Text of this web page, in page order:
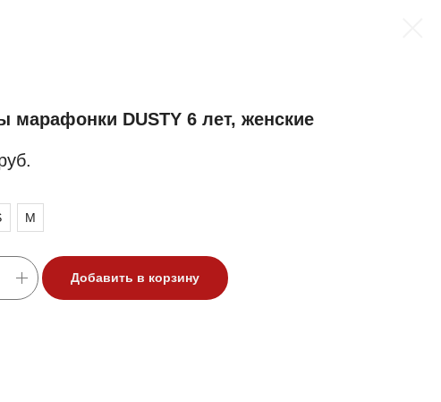
марафонки DUSTY 6 лет, женские
M
Добавить в корзину